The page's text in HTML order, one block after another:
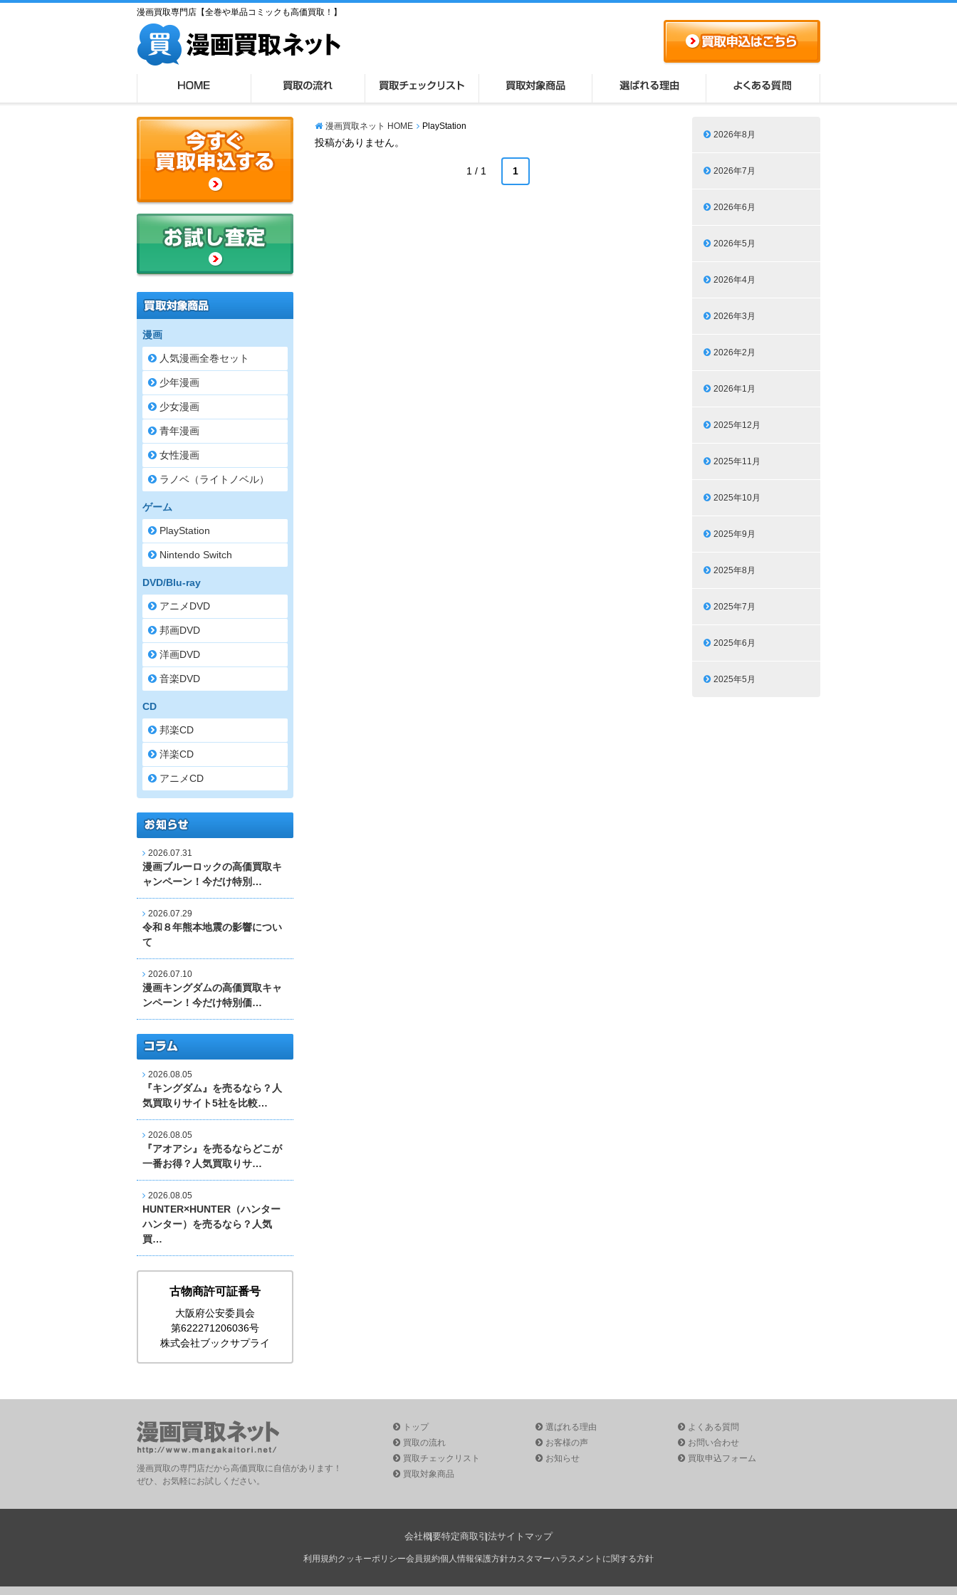
漫画買取専門店【全巻や単品コミックも高価買取！】
漫画買取ネット HOME PlayStation
投稿がありません。
1 / 1 1
2026年8月
2026年7月
2026年6月
2026年5月
2026年4月
2026年3月
2026年2月
2026年1月
2025年12月
2025年11月
2025年10月
2025年9月
2025年8月
2025年7月
2025年6月
2025年5月
漫画
人気漫画全巻セット
少年漫画
少女漫画
青年漫画
女性漫画
ラノベ（ライトノベル）
ゲーム
PlayStation
Nintendo Switch
DVD/Blu-ray
アニメDVD
邦画DVD
洋画DVD
音楽DVD
CD
邦楽CD
洋楽CD
アニメCD
2026.07.31
漫画ブルーロックの高価買取キ
ャンペーン！今だけ特別…
2026.07.29
令和８年熊本地震の影響につい
て
2026.07.10
漫画キングダムの高価買取キャ
ンペーン！今だけ特別価…
2026.08.05
『キングダム』を売るなら？人
気買取りサイト5社を比較…
2026.08.05
『アオアシ』を売るならどこが
一番お得？人気買取りサ…
2026.08.05
HUNTER×HUNTER（ハンター
ハンター）を売るなら？人気
買…
古物商許可証番号
大阪府公安委員会
第622271206036号
株式会社ブックサプライ
漫画買取の専門店だから高価買取に自信があります！
ぜひ、お気軽にお試しください。
トップ
買取の流れ
買取チェックリスト
買取対象商品
選ばれる理由
お客様の声
お知らせ
よくある質問
お問い合わせ
買取申込フォーム
会社概要特定商取引法サイトマップ
利用規約クッキーポリシー会員規約個人情報保護方針カスタマーハラスメントに関する方針